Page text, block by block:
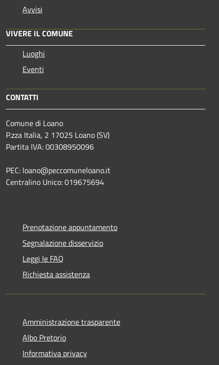
Avvisi
VIVERE IL COMUNE
Luoghi
Eventi
CONTATTI
Comune di Loano
P.zza Italia, 2 17025 Loano (SV)
Partita IVA: 00308950096
PEC: loano@peccomuneloano.it
Centralino Unico: 019675694
Prenotazione appuntamento
Segnalazione disservizio
Leggi le FAQ
Richiesta assistenza
Amministrazione trasparente
Albo Pretorio
Informativa privacy